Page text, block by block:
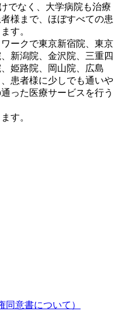
でなく、大学病院も治療
様まで、ほぼすべての患
す。
ークで東京新宿院、東京
新潟院、金沢院、三重四
姫路院、岡山院、広島
患者様に少しでも通いや
った医療サービスを行う
す。
意書について）